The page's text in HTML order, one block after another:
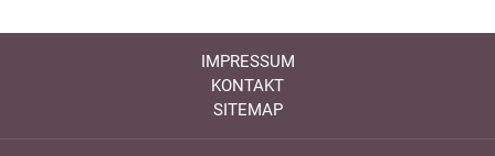
IMPRESSUM
KONTAKT
SITEMAP